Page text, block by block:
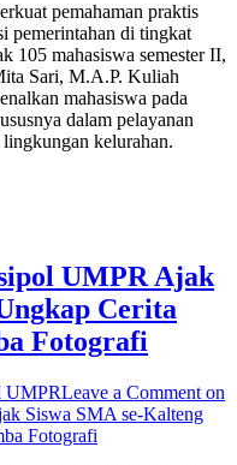
pemahaman praktis
pemerintahan di tingkat
105 mahasiswa semester II,
Sari, M.A.P. Kuliah
mahasiswa pada
dalam pelayanan
kelurahan.
UMPR Ajak
Cerita
Fotografi
UMPRLeave a Comment on
Siswa SMA se-Kalteng
Fotografi